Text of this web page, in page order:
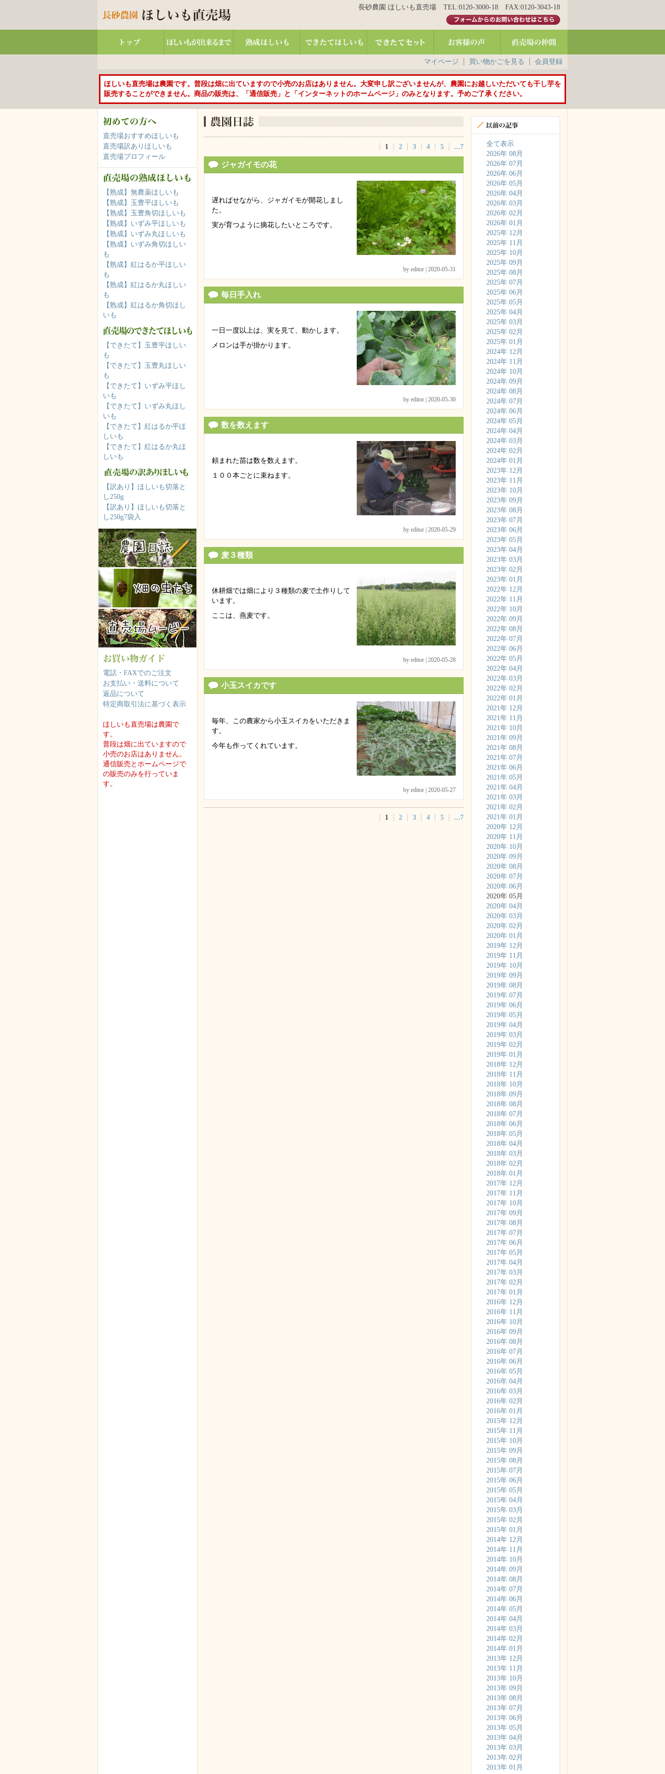
長砂農園 ほしいも直売場 TEL:0120-3000-18 FAX:0120-3043-18
マイページ 買い物かごを見る 会員登録
ほしいも直売場は農園です。普段は畑に出ていますので小売のお店はありません。大変申し訳ございませんが、農園にお越しいただいても干し芋を
販売することができません。商品の販売は、「通信販売」と「インターネットのホームページ」のみとなります。予めご了承ください。
1 2 3 4 5 ...7
ジャガイモの花
遅ればせながら、ジャガイモが開花しまし
た。
実が育つように摘花したいところです。
by editor | 2020-05-31
毎日手入れ
一日一度以上は、実を見て、動かします。
メロンは手が掛かります。
by editor | 2020-05-30
数を数えます
頼まれた苗は数を数えます。
１００本ごとに束ねます。
by editor | 2020-05-29
麦３種類
休耕畑では畑により３種類の麦で土作りして
います。
ここは、燕麦です。
by editor | 2020-05-28
小玉スイカです
毎年、この農家から小玉スイカをいただきま
す。
今年も作ってくれています。
by editor | 2020-05-27
1 2 3 4 5 ...7
全て表示
2026年 08月
2026年 07月
2026年 06月
2026年 05月
2026年 04月
2026年 03月
2026年 02月
2026年 01月
2025年 12月
2025年 11月
2025年 10月
2025年 09月
2025年 08月
2025年 07月
2025年 06月
2025年 05月
2025年 04月
2025年 03月
2025年 02月
2025年 01月
2024年 12月
2024年 11月
2024年 10月
2024年 09月
2024年 08月
2024年 07月
2024年 06月
2024年 05月
2024年 04月
2024年 03月
2024年 02月
2024年 01月
2023年 12月
2023年 11月
2023年 10月
2023年 09月
2023年 08月
2023年 07月
2023年 06月
2023年 05月
2023年 04月
2023年 03月
2023年 02月
2023年 01月
2022年 12月
2022年 11月
2022年 10月
2022年 09月
2022年 08月
2022年 07月
2022年 06月
2022年 05月
2022年 04月
2022年 03月
2022年 02月
2022年 01月
2021年 12月
2021年 11月
2021年 10月
2021年 09月
2021年 08月
2021年 07月
2021年 06月
2021年 05月
2021年 04月
2021年 03月
2021年 02月
2021年 01月
2020年 12月
2020年 11月
2020年 10月
2020年 09月
2020年 08月
2020年 07月
2020年 06月
2020年 05月
2020年 04月
2020年 03月
2020年 02月
2020年 01月
2019年 12月
2019年 11月
2019年 10月
2019年 09月
2019年 08月
2019年 07月
2019年 06月
2019年 05月
2019年 04月
2019年 03月
2019年 02月
2019年 01月
2018年 12月
2018年 11月
2018年 10月
2018年 09月
2018年 08月
2018年 07月
2018年 06月
2018年 05月
2018年 04月
2018年 03月
2018年 02月
2018年 01月
2017年 12月
2017年 11月
2017年 10月
2017年 09月
2017年 08月
2017年 07月
2017年 06月
2017年 05月
2017年 04月
2017年 03月
2017年 02月
2017年 01月
2016年 12月
2016年 11月
2016年 10月
2016年 09月
2016年 08月
2016年 07月
2016年 06月
2016年 05月
2016年 04月
2016年 03月
2016年 02月
2016年 01月
2015年 12月
2015年 11月
2015年 10月
2015年 09月
2015年 08月
2015年 07月
2015年 06月
2015年 05月
2015年 04月
2015年 03月
2015年 02月
2015年 01月
2014年 12月
2014年 11月
2014年 10月
2014年 09月
2014年 08月
2014年 07月
2014年 06月
2014年 05月
2014年 04月
2014年 03月
2014年 02月
2014年 01月
2013年 12月
2013年 11月
2013年 10月
2013年 09月
2013年 08月
2013年 07月
2013年 06月
2013年 05月
2013年 04月
2013年 03月
2013年 02月
2013年 01月
直売場おすすめほしいも
直売場訳ありほしいも
直売場プロフィール
【熟成】無農薬ほしいも
【熟成】玉豊平ほしいも
【熟成】玉豊角切ほしいも
【熟成】いずみ平ほしいも
【熟成】いずみ丸ほしいも
【熟成】いずみ角切ほしい
も
【熟成】紅はるか平ほしい
も
【熟成】紅はるか丸ほしい
も
【熟成】紅はるか角切ほし
いも
【できたて】玉豊平ほしい
も
【できたて】玉豊丸ほしい
も
【できたて】いずみ平ほし
いも
【できたて】いずみ丸ほし
いも
【できたて】紅はるか平ほ
しいも
【できたて】紅はるか丸ほ
しいも
【訳あり】ほしいも切落と
し250g
【訳あり】ほしいも切落と
し250g7袋入
電話・FAXでのご注文
お支払い・送料について
返品について
特定商取引法に基づく表示
ほしいも直売場は農園で
す。
普段は畑に出ていますので
小売のお店はありません。
通信販売とホームページで
の販売のみを行っていま
す。